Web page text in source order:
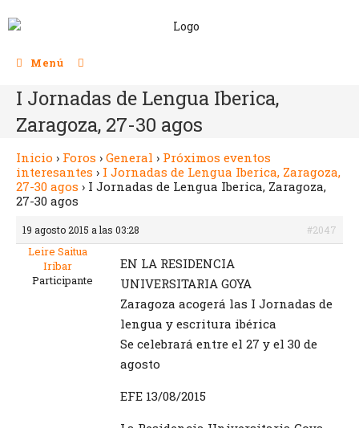
Menú
I Jornadas de Lengua Iberica,
Zaragoza, 27-30 agos
Inicio › Foros › General › Próximos eventos
interesantes › I Jornadas de Lengua Iberica, Zaragoza,
27-30 agos › I Jornadas de Lengua Iberica, Zaragoza,
27-30 agos
19 agosto 2015 a las 03:28 #2047
Leire Saitua
Iribar
Participante
EN LA RESIDENCIA
UNIVERSITARIA GOYA
Zaragoza acogerá las I Jornadas de
lengua y escritura ibérica
Se celebrará entre el 27 y el 30 de
agosto
EFE 13/08/2015